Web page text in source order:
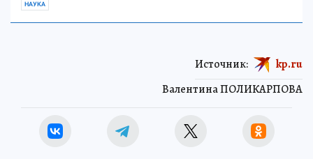
НАУКА
Валентина ПОЛИКАРПОВА
Источник: kp.ru